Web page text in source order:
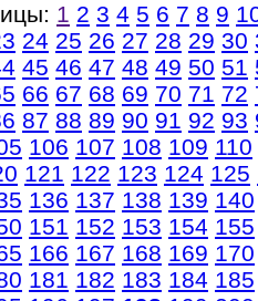
1 2 3 4 5 6 7 8 9
24 25 26 27 28 29 30
45 46 47 48 49 50 51
66 67 68 69 70 71 72
87 88 89 90 91 92 93
106 107 108 109 110
121 122 123 124 125
136 137 138 139 140
151 152 153 154 155
166 167 168 169 170
181 182 183 184 185